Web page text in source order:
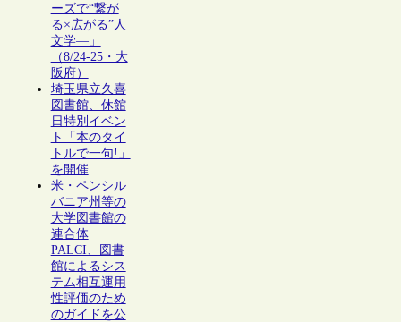
ーズで“繋が
る×広がる”人
文学―」
（8/24-25・大
阪府）
埼玉県立久喜
図書館、休館
日特別イベン
ト「本のタイ
トルで一句!」
を開催
米・ペンシル
バニア州等の
大学図書館の
連合体
PALCI、図書
館によるシス
テム相互運用
性評価のため
のガイドを公